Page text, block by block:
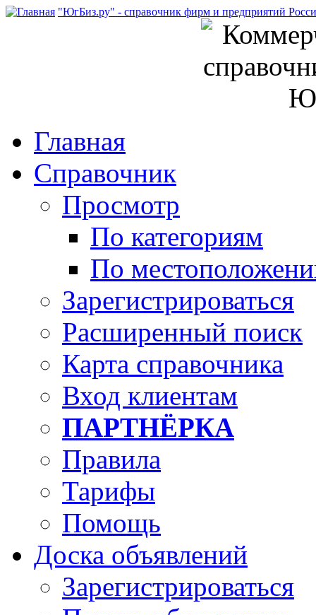
"ЮгБиз.ру" - справочник фирм и предприятий
Главная
Справочник
Просмотр
По категориям
По
Зарегистрироваться
Расширенный поиск
Карта справочника
Вход клиентам
ПАРТНЁРКА
Правила
Тарифы
Помощь
Доска объявлений
Зарегистрироваться